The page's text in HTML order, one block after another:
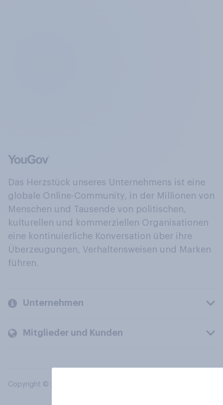
Das Herzstück unseres Unternehmens ist eine
globale Online-Community, in der Millionen von
Menschen und Tausende von politischen,
kulturellen und kommerziellen Organisationen
eine kontinuierliche Konversation über ihre
Überzeugungen, Verhaltensweisen und Marken
führen.
Unternehmen
Mitglieder und Kunden
Copyright © 2026 YouGov PLC. Alle Rechte vorbehalten.